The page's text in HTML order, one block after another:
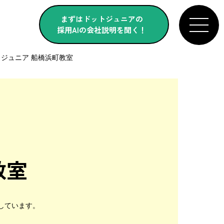
まずはドットジュニアの
採用AIの会社説明を聞く！
ュニア 船橋浜町教室